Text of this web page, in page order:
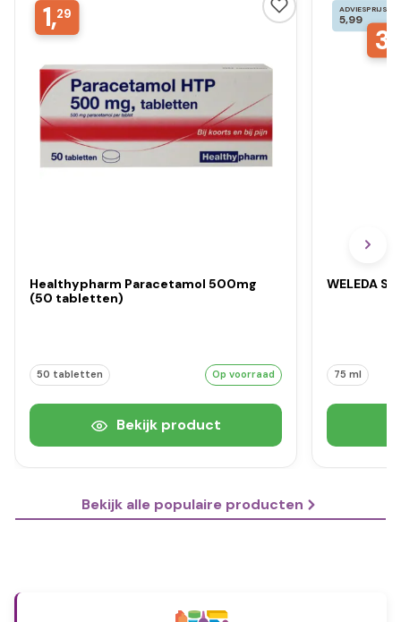
1,29
Healthypharm Paracetamol 500mg
(50 tabletten)
50 tabletten Op voorraad
Bekijk product
ADVIESPRIJS
5,99
3,
WELEDA
75 ml
Bekijk alle populaire producten